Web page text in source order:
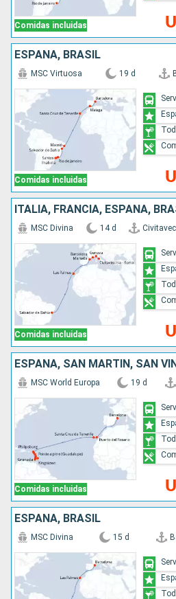
Comidas incluidas
ESPAÑA, BRASIL
Comidas incluidas
MSC Virtuosa 19 d
ITALIA, FRANCIA, ESPAÑA,
Comidas incluidas
MSC Divina 14 d
Comidas incluidas
MSC World Europa 19 d
ESPAÑA, BRASIL
MSC Divina 15 d